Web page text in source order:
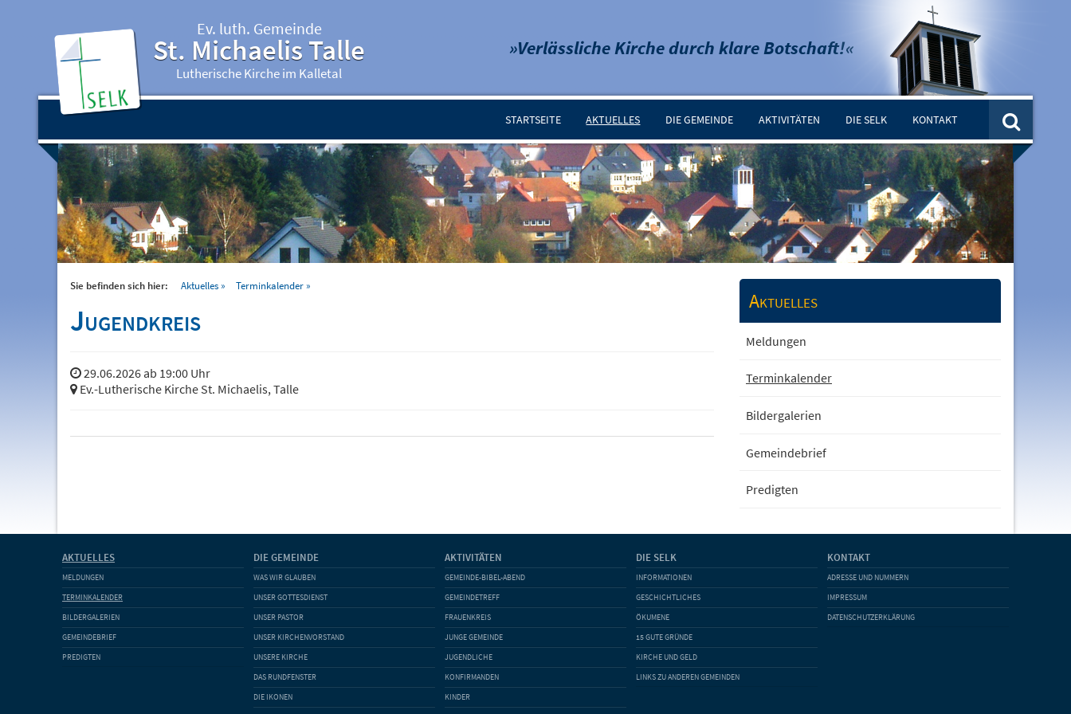
Ev. luth. Gemeinde
St. Michaelis Talle
Lutherische Kirche im Kalletal
»Verlässliche Kirche durch klare Botschaft!«
STARTSEITE AKTUELLES DIE GEMEINDE AKTIVITÄTEN DIE SELK KONTAKT
Sie befinden sich hier: Aktuelles Terminkalender
Jugendkreis
29.06.2026 ab 19:00 Uhr
Ev.-Lutherische Kirche St. Michaelis, Talle
Aktuelles
Meldungen
Terminkalender
Bildergalerien
Gemeindebrief
Predigten
AKTUELLES
MELDUNGEN
TERMINKALENDER
BILDERGALERIEN
GEMEINDEBRIEF
PREDIGTEN
DIE GEMEINDE
WAS WIR GLAUBEN
UNSER GOTTESDIENST
UNSER PASTOR
UNSER KIRCHENVORSTAND
UNSERE KIRCHE
DAS RUNDFENSTER
DIE IKONEN
AKTIVITÄTEN
GEMEINDE-BIBEL-ABEND
GEMEINDETREFF
FRAUENKREIS
JUNGE GEMEINDE
JUGENDLICHE
KONFIRMANDEN
KINDER
DIE SELK
INFORMATIONEN
GESCHICHTLICHES
ÖKUMENE
15 GUTE GRÜNDE
KIRCHE UND GELD
LINKS ZU ANDEREN GEMEINDEN
KONTAKT
ADRESSE UND NUMMERN
IMPRESSUM
DATENSCHUTZERKLÄRUNG